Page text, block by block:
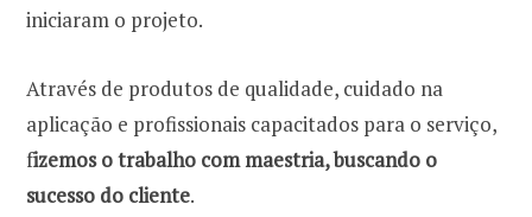
iniciaram o projeto.
Através de produtos de qualidade, cuidado na
aplicação e profissionais capacitados para o serviço,
fizemos o trabalho com maestria, buscando o
sucesso do cliente.